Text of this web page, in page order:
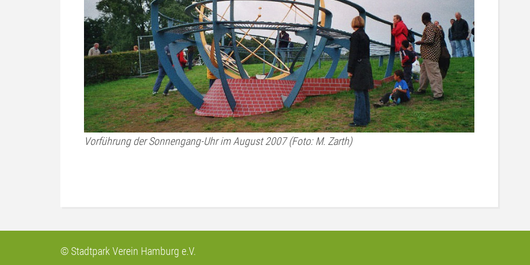
Vorführung der Sonnengang-Uhr im August 2007 (Foto: M. Zarth)
© Stadtpark Verein Hamburg e.V.